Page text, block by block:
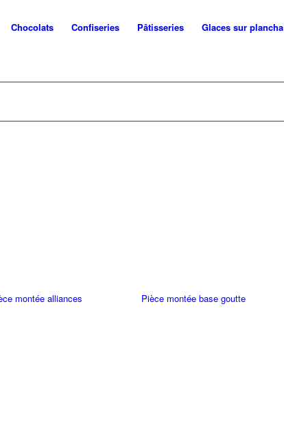
Chocolats Confiseries Pâtisseries Glaces sur plancha
montée alliances Pièce montée base goutte